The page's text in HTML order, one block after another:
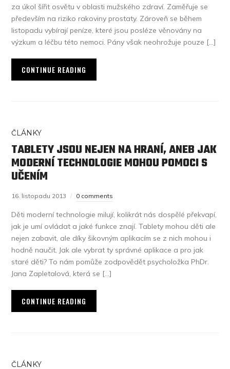
za úkol šířit osvětu v oblasti mužského zdraví. Zaměřuje se
především na riziko rakoviny prostaty. Zároveň se během
listopadu vybírají peníze, které jsou posléze věnovány na
výzkum a léčbu této nemoci. Pány však neohrožuje pouze […]
CONTINUE READING
ČLÁNKY
TABLETY JSOU NEJEN NA HRANÍ, ANEB JAK
MODERNÍ TECHNOLOGIE MOHOU POMOCI S
UČENÍM
16. listopadu 2013 0 comments
Děti moderní technologie milují, kolikrát nás dospělé překvapí,
jak je umí ovládat a jaké funkce znají. Tablety mohou děti ale
nejen zabavit, ale díky šikovným aplikacím se z nich mohou i
hodně naučit. Jak ale vybrat ty správné aplikace a pro jak
staré děti? To nám pomůže zodpovědět psycholožka PhDr.
Jana Zapletalová, která se […]
CONTINUE READING
ČLÁNKY